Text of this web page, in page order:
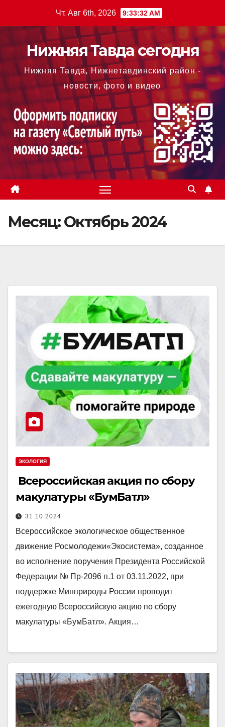
содержимому
Чт. Авг 6th, 2026 9:33:33 AM
Нижняя Тавда сегодня
Нижняя Тавда, Нижнетавдинский район -
новости, фото и видео
Месяц:Октябрь 2024
ЭКОЛОГИЯ
Всероссийская акция по сбору
макулатуры «БумБатл»
31.10.2024
Всероссийское экологическое общественное
движение Росмолодежи«Экосистема», созданное
во исполнение поручения Президента Российской
Федерации № Пр-2096 п.1 от 03.11.2022, при
поддержке Минприроды России проводит
ежегодную Всероссийскую акцию по сбору
макулатуры «БумБатл». Акция…